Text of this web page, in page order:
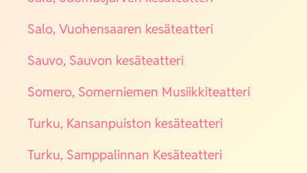
Salo, Vuo­hen­saa­ren kesä­teat­te­ri
Sau­vo, Sau­von kesä­teat­te­ri
Some­ro, Somer­nie­men Musiik­ki­teat­te­ri
Tur­ku, Kan­san­puis­ton kesä­teat­te­ri
Tur­ku, Samp­pa­lin­nan Kesä­teat­te­ri